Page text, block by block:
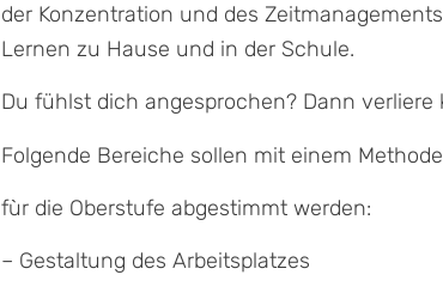
der Konzentration und des
Lernen zu Hause und in der Schule.
Du fühlst dich angesprochen? Dann
Folgende Bereiche sollen mit einem
fùr die Oberstufe abgestimmt werden:
– Gestaltung des Arbeitsplatzes